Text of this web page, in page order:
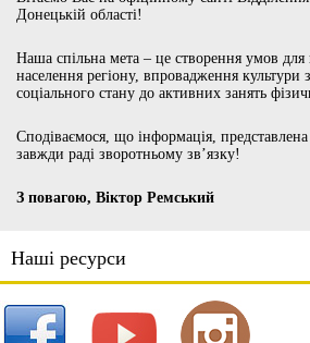
Донецькій області!
Наша спільна мета – це створення умов для
населення регіону, впровадження культури
соціального стану до активних занять
Сподіваємося, що інформація,
завжди раді зворотньому зв’язку!
З повагою, Віктор Ремський
Наші ресурси